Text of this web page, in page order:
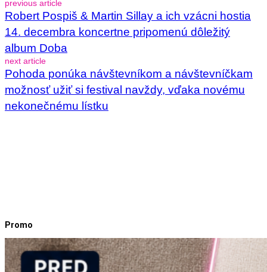
previous article
Robert Pospiš & Martin Sillay a ich vzácni hostia
14. decembra koncertne pripomenú dôležitý
album Doba
next article
Pohoda ponúka návštevníkom a návštevníčkam
možnosť užiť si festival navždy, vďaka novému
nekonečnému lístku
Promo